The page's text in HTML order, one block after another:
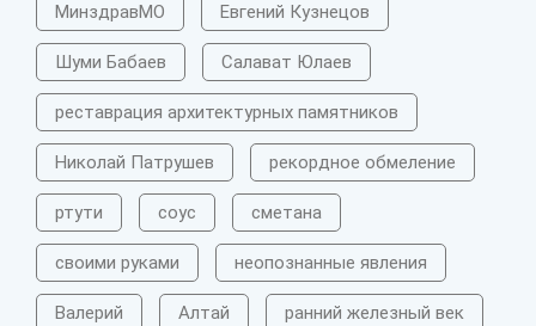
МинздравМО Евгений Кузнецов
Шуми Бабаев Салават Юлаев
реставрация архитектурных памятников
Николай Патрушев рекордное обмеление
ртути соус сметана
своими руками неопознанные явления
Валерий Алтай ранний железный век